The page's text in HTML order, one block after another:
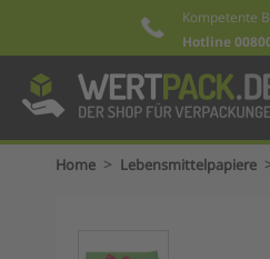
Kompetente
Hotline
Home > Lebensmittelpapiere